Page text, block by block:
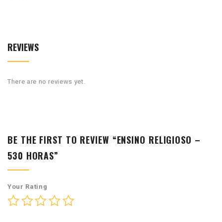
REVIEWS
There are no reviews yet.
BE THE FIRST TO REVIEW “ENSINO RELIGIOSO –
530 HORAS”
Your Rating